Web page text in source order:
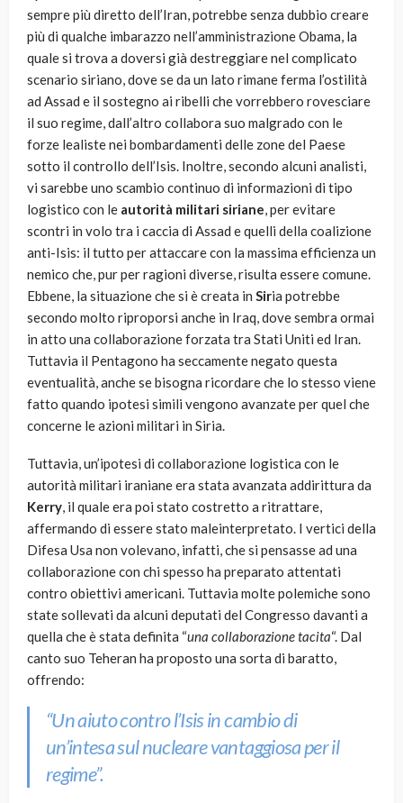
sempre più diretto dell’Iran, potrebbe senza dubbio creare
più di qualche imbarazzo nell’amministrazione Obama, la
quale si trova a doversi già destreggiare nel complicato
scenario siriano, dove se da un lato rimane ferma l’ostilità
ad Assad e il sostegno ai ribelli che vorrebbero rovesciare
il suo regime, dall’altro collabora suo malgrado con le
forze lealiste nei bombardamenti delle zone del Paese
sotto il controllo dell’Isis. Inoltre, secondo alcuni analisti,
vi sarebbe uno scambio continuo di informazioni di tipo
logistico con le autorità militari siriane, per evitare
scontri in volo tra i caccia di Assad e quelli della coalizione
anti-Isis: il tutto per attaccare con la massima efficienza un
nemico che, pur per ragioni diverse, risulta essere comune.
Ebbene, la situazione che si è creata in Siria potrebbe
secondo molto riproporsi anche in Iraq, dove sembra ormai
in atto una collaborazione forzata tra Stati Uniti ed Iran.
Tuttavia il Pentagono ha seccamente negato questa
eventualità, anche se bisogna ricordare che lo stesso viene
fatto quando ipotesi simili vengono avanzate per quel che
concerne le azioni militari in Siria.
Tuttavia, un’ipotesi di collaborazione logistica con le
autorità militari iraniane era stata avanzata addirittura da
Kerry, il quale era poi stato costretto a ritrattare,
affermando di essere stato maleinterpretato. I vertici della
Difesa Usa non volevano, infatti, che si pensasse ad una
collaborazione con chi spesso ha preparato attentati
contro obiettivi americani. Tuttavia molte polemiche sono
state sollevati da alcuni deputati del Congresso davanti a
quella che è stata definita “una collaborazione tacita“. Dal
canto suo Teheran ha proposto una sorta di baratto,
offrendo:
“Un aiuto contro l’Isis in cambio di
un’intesa sul nucleare vantaggiosa per il
regime”.